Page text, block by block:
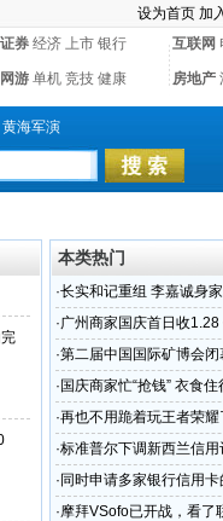
设为首页 加
证券 经济 上市 银行 互联网
网游 单机 竞技 健康 房地产
黄海军演
本类热门
·长实和记重组 李嘉诚身
·广州商家国庆首日收
超市
·第二届中国国际矿博会
元
· 国庆商家忙“抢钱” 衣食
·再也不用跪着玩王者荣
·标准普尔下调新西兰信
· 同时申请多家银行信用
·摩拜VSofo已开战，看了